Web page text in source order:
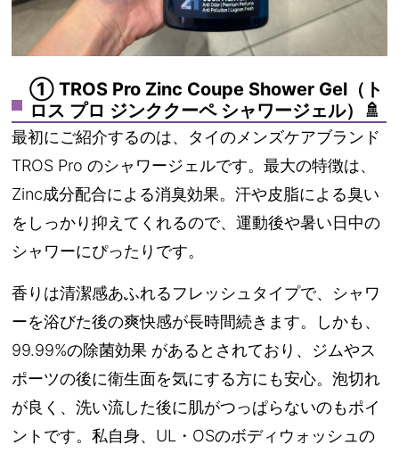
① TROS Pro Zinc Coupe Shower Gel（ト
ロス プロ ジンククーペ シャワージェル）🚿
最初にご紹介するのは、タイのメンズケアブランド
TROS Pro のシャワージェルです。最大の特徴は、
Zinc成分配合による消臭効果。汗や皮脂による臭い
をしっかり抑えてくれるので、運動後や暑い日中の
シャワーにぴったりです。
香りは清潔感あふれるフレッシュタイプで、シャワ
ーを浴びた後の爽快感が長時間続きます。しかも、
99.99%の除菌効果 があるとされており、ジムやス
ポーツの後に衛生面を気にする方にも安心。泡切れ
が良く、洗い流した後に肌がつっぱらないのもポイ
ントです。私自身、UL・OSのボディウォッシュの